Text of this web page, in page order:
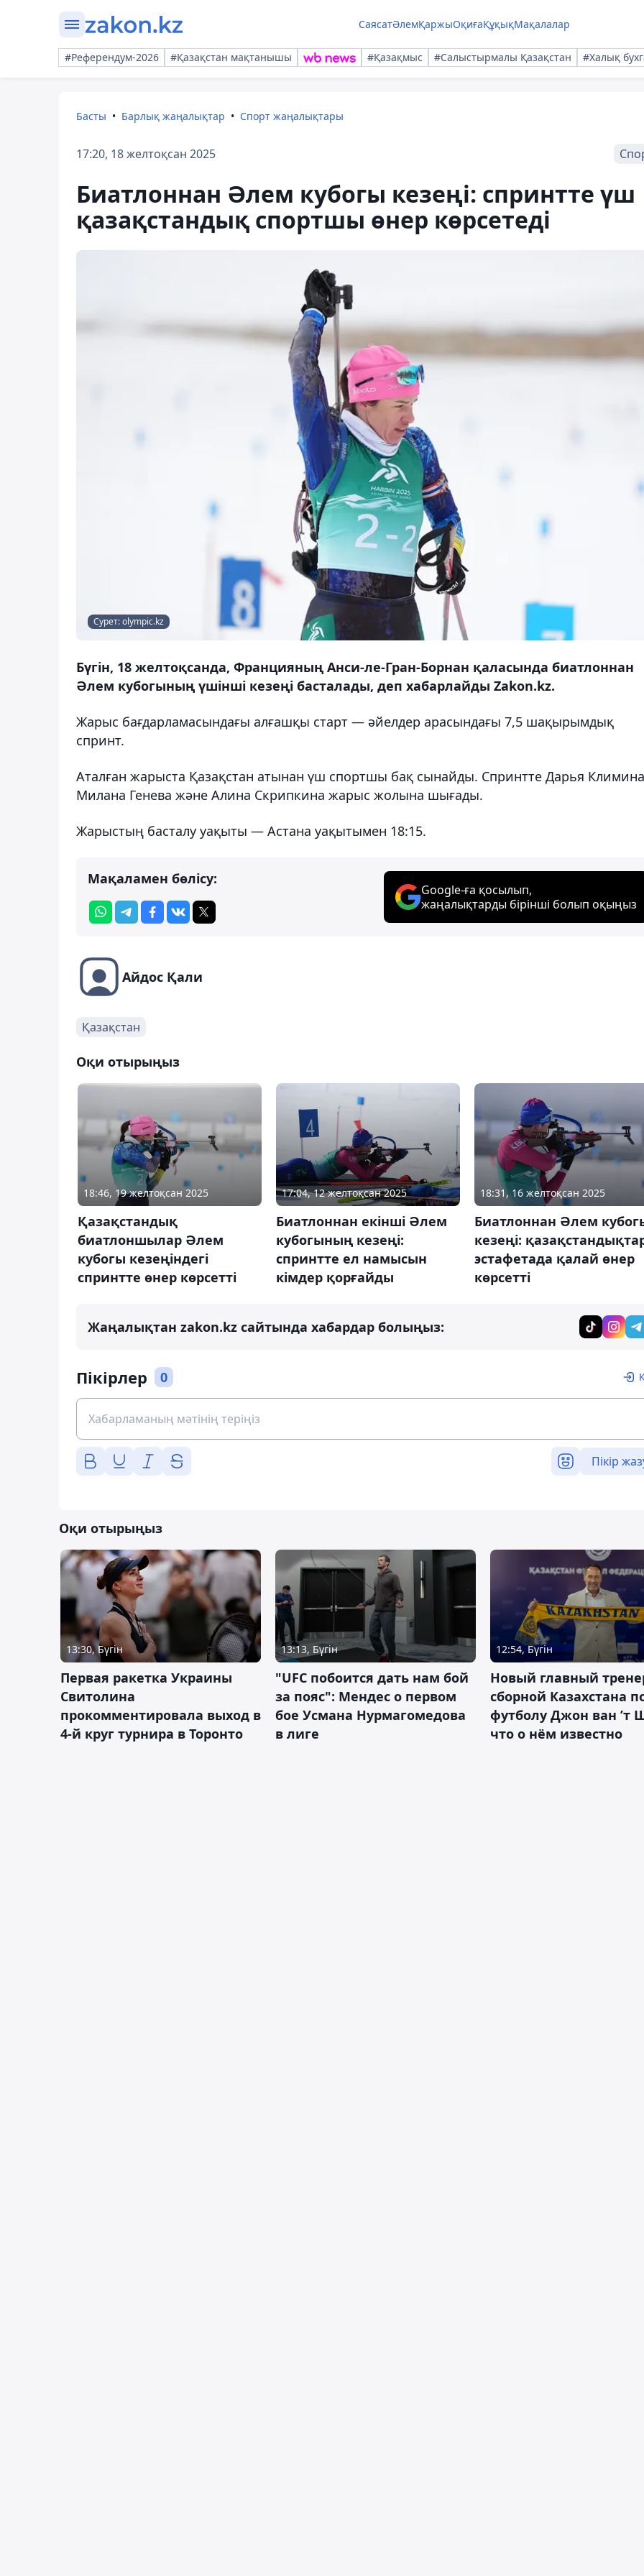
СаясатӘлемҚаржыОқиғаҚұқықМақалалар
#Референдум-2026 #Қазақстан мақтанышы #Қазақмыс #Салыстырмалы Қазақстан #Халық
Басты Барлық жаңалықтар Спорт жаңалықтары
17:20, 18 желтоқсан 2025
Биатлоннан Әлем кубогы кезеңі: спринтте үш
қазақстандық спортшы өнер көрсетеді
Сурет: olympic.kz
Бүгін, 18 желтоқсанда, Францияның Анси-ле-Гран-Борнан қаласында биатлоннан
Әлем кубогының үшінші кезеңі басталады, деп хабарлайды Zakon.kz.
Жарыс бағдарламасындағы алғашқы старт — әйелдер арасындағы 7,5 шақырымдық
спринт.
Аталған жарыста Қазақстан атынан үш спортшы бақ сынайды. Спринтте Дарья
Милана Генева және Алина Скрипкина жарыс жолына шығады.
Жарыстың басталу уақыты — Астана уақытымен 18:15.
Мақаламен бөлісу:
Google-ға қосылып,
жаңалықтарды бірінші болып оқыңыз
Айдос Қали
Қазақстан
Оқи отырыңыз
18:46, 19 желтоқсан 2025
Қазақстандық
биатлоншылар Әлем
кубогы кезеңіндегі
спринтте өнер көрсетті
17:04, 12 желтоқсан 2025
Биатлоннан екінші Әлем
кубогының кезеңі:
спринтте ел намысын
кімдер қорғайды
18:31, 16 желтоқсан 2025
Биатлоннан Әлем
кезеңі:
эстафетада қалай өнер
көрсетті
Жаңалықтан zakon.kz сайтында хабардар болыңыз:
Пікірлер 0
Пікір
Оқи отырыңыз
13:30, Бүгін
Первая ракетка Украины
Свитолина
прокомментировала выход в
4-й круг турнира в Торонто
13:13, Бүгін
"UFC побоится дать нам бой
за пояс": Мендес о первом
бое Усмана Нурмагомедова
в лиге
12:54, Бүгін
Новый главный
сборной Казахстана
футболу Джон ван ’т
что о нём известно